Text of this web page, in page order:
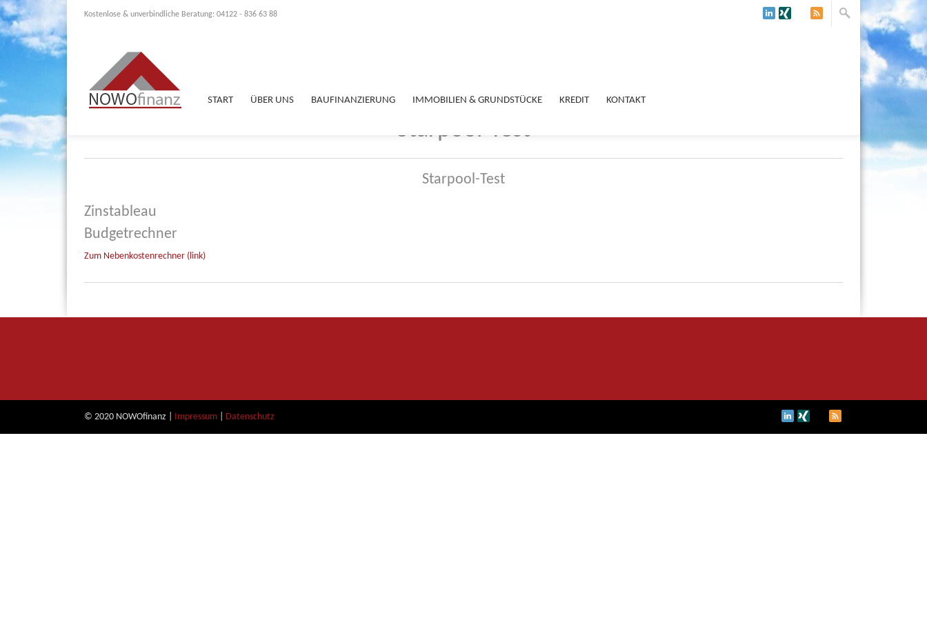
Kostenlose & unverbindliche Beratung: 04122 - 836 63 88
START ÜBER UNS BAUFINANZIERUNG IMMOBILIEN & GRUNDSTÜCKE KREDIT KONTAKT
Starpool-Test
Starpool-Test
Zinstableau
Budgetrechner
Zum Nebenkostenrechner (link)
© 2020 NOWOfinanz | Impressum Datenschutz